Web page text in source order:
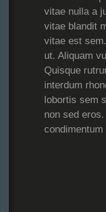
vitae nulla a
vitae blandit
vitae est
ut. Aliquam
Quisque
interdum
lobortis sem
non sed